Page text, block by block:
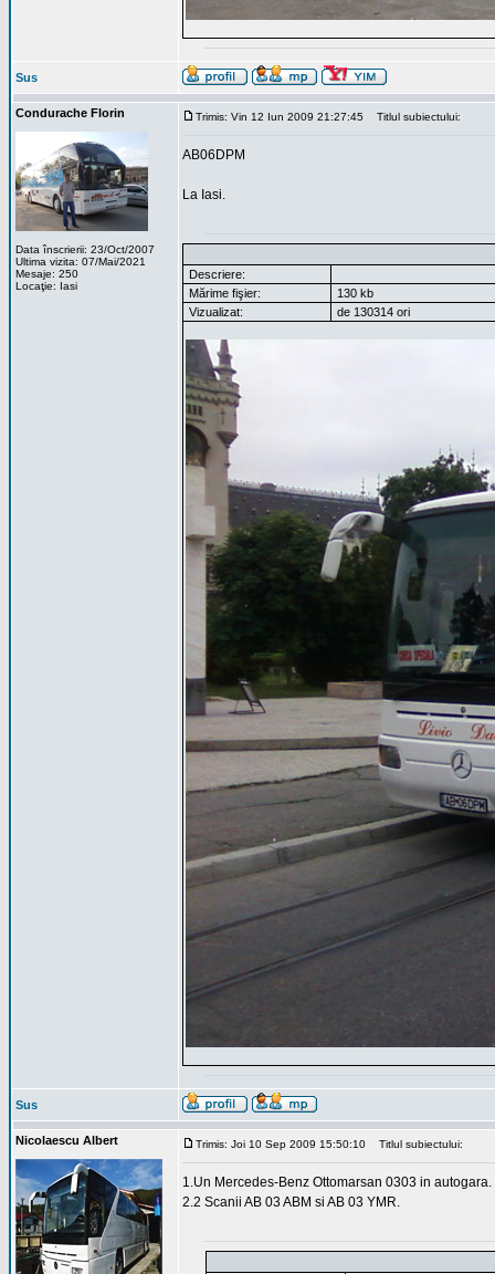
Sus
Condurache Florin
Data înscrierii: 23/Oct/2007
Ultima vizita: 07/Mai/2021
Mesaje: 250
Locaţie: Iasi
Trimis: Vin 12 Iun 2009 21:27:45 Titlul subiectului:
AB06DPM
La Iasi.
Descriere:
Mărime fişier:
130 kb
Vizualizat:
de 130314 ori
Sus
Nicolaescu Albert Trimis: Joi 10 Sep 2009 15:50:10 Titlul subiectului:
1.Un Mercedes-Benz Ottomarsan 0303 in autogara.
2.2 Scanii AB 03 ABM si AB 03 YMR.